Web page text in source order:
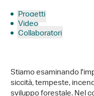
Progetti
Video
Collaboratori
Stiamo esaminando
siccità, tempeste,